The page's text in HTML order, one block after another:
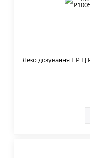
Лезо дозування HP LJ